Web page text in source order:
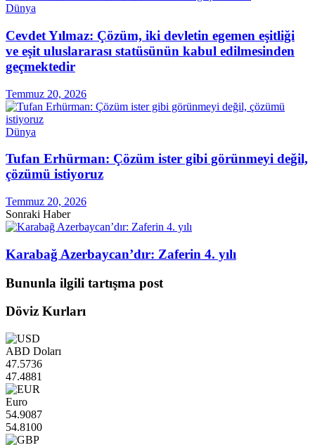
Dünya
Cevdet Yılmaz: Çözüm, iki devletin egemen eşitliği
ve eşit uluslararası statüsünün kabul edilmesinden
geçmektedir
Temmuz 20, 2026
Dünya
Tufan Erhürman: Çözüm ister gibi görünmeyi değil,
çözümü istiyoruz
Temmuz 20, 2026
Sonraki Haber
Karabağ Azerbaycan’dır: Zaferin 4. yılı
Bununla ilgili tartışma post
Döviz Kurları
ABD Doları
47.5736
47.4881
Euro
54.9087
54.8100